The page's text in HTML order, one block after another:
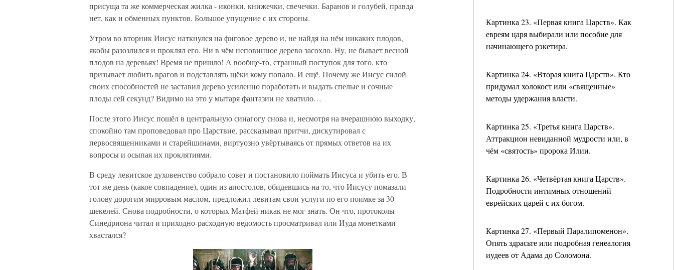
Картинка 23. «Первая книга Царств». Как
евреям царя выбирали или пособие для
начинающего рэкетира.
Картинка 24. «Вторая книга Царств». Кто
придумал холокост или «священные»
методы удержания власти.
Картинка 25. «Третья книга Царств».
Аттракцион невиданной мудрости или, в
чём «святость» пророка Илии.
Картинка 26. «Четвёртая книга Царств».
Подробности интимных отношений
еврейских царей с их богом.
Картинка 27. «Первый Паралипоменон».
Опять здрасьте или подробная генеалогия
иудеев от Адама до Соломона.
присуща та же коммерческая жилка - иконки, книжечки, свечечки. Баранов и голубей, правда
нет, как и обменных пунктов. Большое упущение с их стороны.
Утром во вторник Иисус наткнулся на фиговое дерево и, не найдя на нём никаких плодов,
якобы разозлился и проклял его. Ни в чём неповинное дерево засохло. Ну, не бывает весной
плодов на деревьях! Время не пришло! А вообще-то, странный поступок для того, кто
призывает любить врагов и подставлять щёки кому попало. И ещё. Почему же Иисус силой
своих способностей не заставил дерево усиленно поработать и выдать спелые и сочные
плоды сей секунд? Видимо на это у мытаря фантазии не хватило…
После этого Иисус пошёл в центральную синагогу снова и, несмотря на вчерашнюю выходку,
спокойно там проповедовал про Царствие, рассказывал притчи, дискутировал с
первосвященниками и старейшинами, виртуозно увёртываясь от прямых ответов на их
вопросы и осыпая их проклятиями.
В среду левитское духовенство собрало совет и постановило поймать Иисуса и убить его. В
тот же день (какое совпадение), один из апостолов, обидевшись на то, что Иисусу помазали
голову дорогим мирровым маслом, предложил левитам свои услуги по его поимке за 30
шекелей. Снова подробности, о которых Матфей никак не мог знать. Он что, протоколы
Синедриона читал и приходно-расходную ведомость просматривал или Иуда монетками
хвастался?